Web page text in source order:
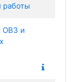
работы
ОВЗ и